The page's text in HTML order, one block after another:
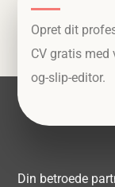
Opret dit
CV gratis
og-slip-editor.
Din betroede